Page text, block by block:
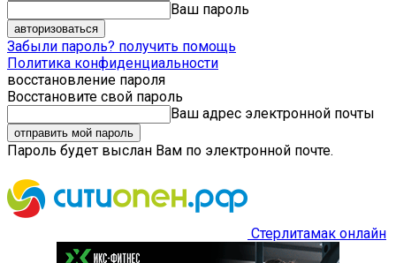
Ваш пароль
Забыли пароль? получить помощь
Политика конфиденциальности
восстановление пароля
Восстановите свой пароль
Ваш адрес электронной почты
Пароль будет выслан Вам по электронной почте.
Стерлитамак онлайн